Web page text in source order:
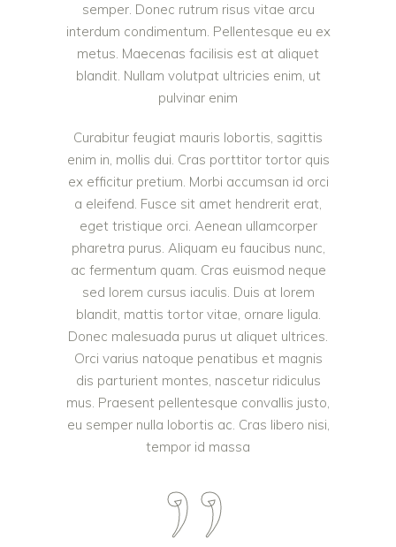
semper. Donec rutrum risus vitae arcu
interdum condimentum. Pellentesque eu ex
metus. Maecenas facilisis est at aliquet
blandit. Nullam volutpat ultricies enim, ut
pulvinar enim
Curabitur feugiat mauris lobortis, sagittis
enim in, mollis dui. Cras porttitor tortor quis
ex efficitur pretium. Morbi accumsan id orci
a eleifend. Fusce sit amet hendrerit erat,
eget tristique orci. Aenean ullamcorper
pharetra purus. Aliquam eu faucibus nunc,
ac fermentum quam. Cras euismod neque
sed lorem cursus iaculis. Duis at lorem
blandit, mattis tortor vitae, ornare ligula.
Donec malesuada purus ut aliquet ultrices.
Orci varius natoque penatibus et magnis
dis parturient montes, nascetur ridiculus
mus. Praesent pellentesque convallis justo,
eu semper nulla lobortis ac. Cras libero nisi,
tempor id massa